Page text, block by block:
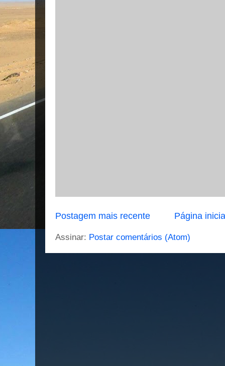
Postagem mais recente Página
Assinar: Postar comentários (Atom)